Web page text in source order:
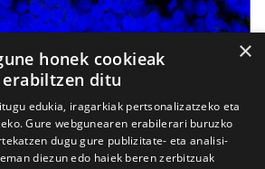
×
honek cookieak
erabiltzen ditu
edukia, iragarkiak pertsonalizatzeko eta
Gure webgunearen erabilerari buruzko
dugu gure publizitate- eta analisi-
diezun edo haiek beren zerbitzuak